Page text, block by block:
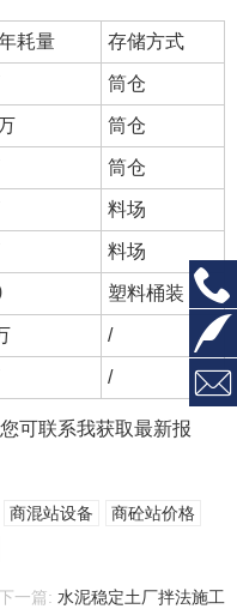
耗量 存储方式
筒仓
筒仓
筒仓
料场
料场
塑料桶装
/
/
可联系我获取最新报
商混站设备
商砼站价格
一篇: 水泥稳定土厂拌法施工